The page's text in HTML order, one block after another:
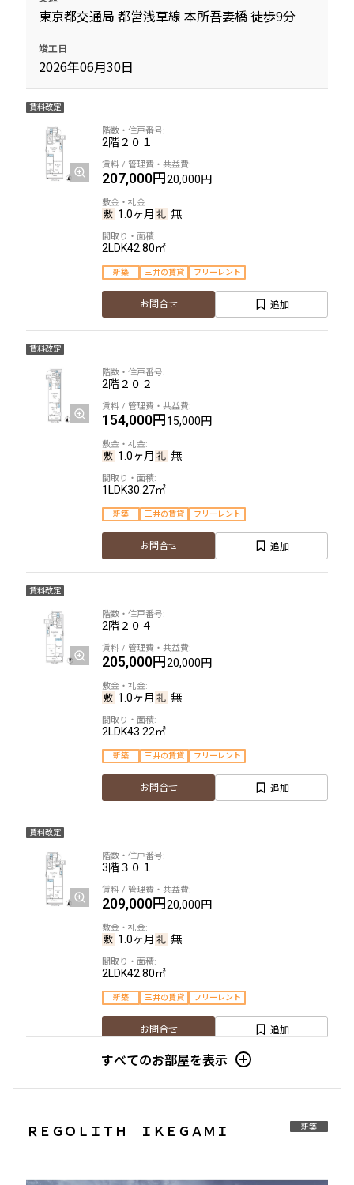
4LDK〜
専有面積
築年数
新築
10年以内
30年以内
指定なし
1分以内
3分以内
申込無し物件のみ表示
入居可能日
より詳細な絞り込み
建物施設やお部屋の設備、方位、階数などの絞り込みが
設定する
1463
お部屋を再検索
東京都交通局 都営浅草線 本所吾妻橋 徒歩9分
竣工日
2026年06月30日
賃料改定
2階２０１
207,000円20,000円
1.0ヶ月 無
2LDK42.80㎡
新築 三井の賃貸 フリーレント
お問合せ 追加
賃料改定
2階２０２
154,000円15,000円
1.0ヶ月 無
1LDK30.27㎡
新築 三井の賃貸 フリーレント
お問合せ 追加
賃料改定
2階２０４
205,000円20,000円
1.0ヶ月 無
2LDK43.22㎡
新築 三井の賃貸 フリーレント
お問合せ 追加
賃料改定
3階３０１
209,000円20,000円
1.0ヶ月 無
2LDK42.80㎡
新築 三井の賃貸 フリーレント
お問合せ 追加
3階３０２
1.0ヶ月 無
すべてのお部屋を表示
新築
ＲＥＧＯＬＩＴＨ ＩＫＥＧＡＭＩ